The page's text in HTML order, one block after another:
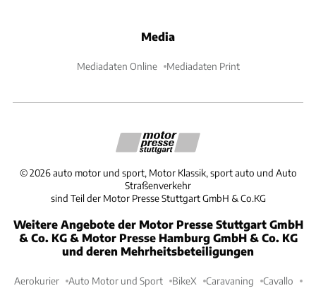
Media
Mediadaten Online Mediadaten Print
©2026 auto motor und sport, Motor Klassik, sport auto und Auto
Straßenverkehr
sind Teil der Motor Presse Stuttgart GmbH & Co.KG
Weitere Angebote der Motor Presse Stuttgart GmbH
& Co. KG & Motor Presse Hamburg GmbH & Co. KG
und deren Mehrheitsbeteiligungen
Aerokurier Auto Motor und Sport BikeX Caravaning Cavallo